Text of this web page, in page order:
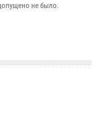
не было.